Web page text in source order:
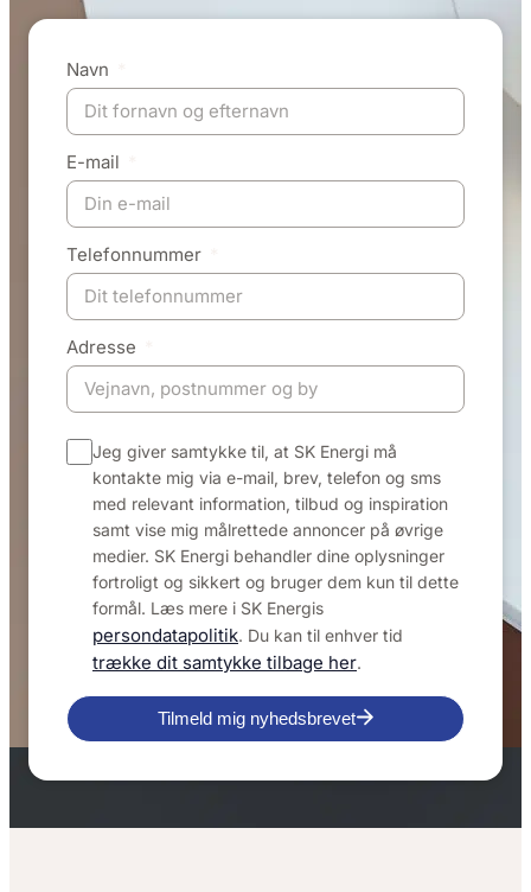
Navn
E-mail
Telefonnummer
Adresse
Jeg giver samtykke til, at SK Energi må
kontakte mig via e-mail, brev, telefon og sms
med relevant information, tilbud og inspiration
samt vise mig målrettede annoncer på øvrige
medier. SK Energi behandler dine oplysninger
fortroligt og sikkert og bruger dem kun til dette
formål. Læs mere i SK Energis
persondatapolitik. Du kan til enhver tid
trække dit samtykke tilbage her.
Tilmeld mig nyhedsbrevet